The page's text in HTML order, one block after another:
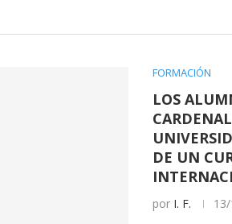
FORMACIÓN
LOS
DE UN
por I. F.